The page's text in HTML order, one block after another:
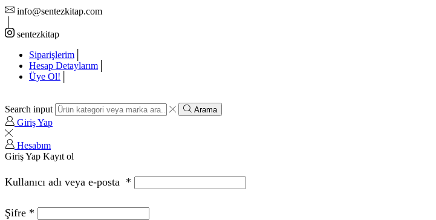
info@sentezkitap.com
sentezkitap
Siparişlerim
Hesap Detaylarım
Üye Ol!
Search input Arama
Giriş Yap
Hesabım
Giriş Yap Kayıt ol
Kullanıcı adı veya e-posta *
Şifre *